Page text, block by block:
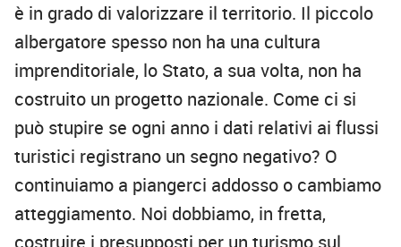
è in grado di valorizzare il territorio. Il piccolo
albergatore spesso non ha una cultura
imprenditoriale, lo Stato, a sua volta, non ha
costruito un progetto nazionale. Come ci si
può stupire se ogni anno i dati relativi ai flussi
turistici registrano un segno negativo? O
continuiamo a piangerci addosso o cambiamo
atteggiamento. Noi dobbiamo, in fretta,